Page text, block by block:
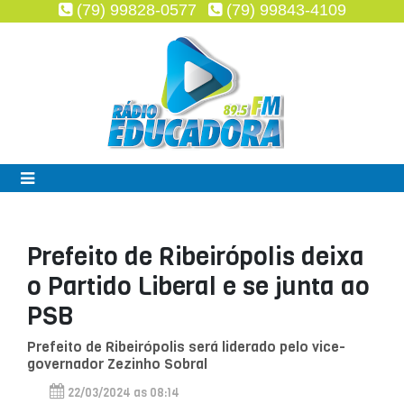
(79) 99828-0577 (79) 99843-4109
Prefeito de Ribeirópolis deixa
o Partido Liberal e se junta ao
PSB
Prefeito de Ribeirópolis será liderado pelo vice-
governador Zezinho Sobral
22/03/2024 as 08:14